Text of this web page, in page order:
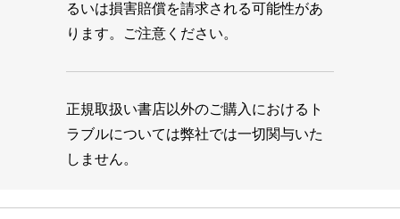
るいは損害賠償を請求される可能性があ
ります。ご注意ください。
正規取扱い書店以外のご購入におけるト
ラブルについては弊社では一切関与いた
しません。